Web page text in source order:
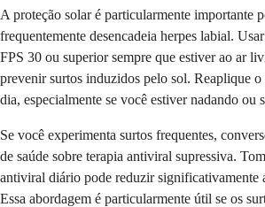
A proteção solar é particularmente importante
frequentemente desencadeia herpes labial.
FPS 30 ou superior sempre que estiver ao ar
prevenir surtos induzidos pelo sol. Reaplique
dia, especialmente se você estiver nadando ou
Se você experimenta surtos frequentes,
de saúde sobre terapia antiviral supressiva.
antiviral diário pode reduzir significativamente
Essa abordagem é particularmente útil se os